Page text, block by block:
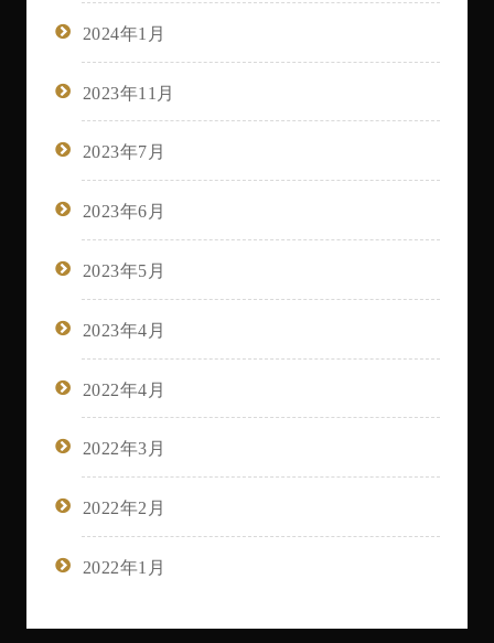
2024年1月
2023年11月
2023年7月
2023年6月
2023年5月
2023年4月
2022年4月
2022年3月
2022年2月
2022年1月